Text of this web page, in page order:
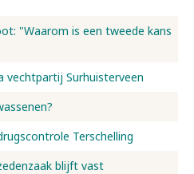
"Waarom is een tweede kans
vechtpartij Surhuisterveen
Terschelling
blijft vast